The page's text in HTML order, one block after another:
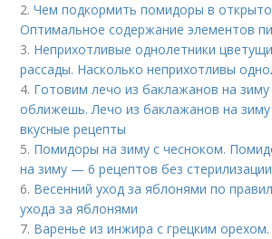
2.Чем подкормить помидоры в
Оптимальное содержание элементов
3. Неприхотливые однолетники
рассады. Насколько неприхотливы
4. Готовим лечо из баклажанов на зиму
оближешь. Лечо из баклажанов на
вкусные рецепты
5. Помидоры на зиму с чесноком.
на зиму — 6 рецептов без стерилизации
6. Весенний уход за яблонями по
ухода за яблонями
7. Варенье из инжира с грецким